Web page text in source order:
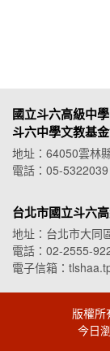
國立斗六高級中
斗六中學文教基
地址：64050雲林
電話：05-
台北市國立斗六
地址：台北市大同
電話：02-2555-
電子信箱：
版權
今日